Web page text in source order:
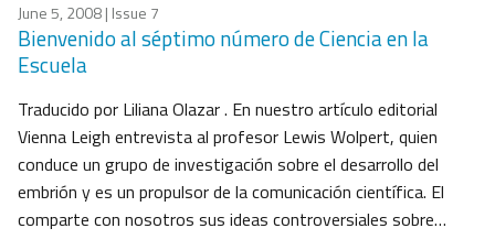
June 5, 2008| Issue 7
Bienvenido al séptimo número de Ciencia en la
Escuela
Traducido por Liliana Olazar . En nuestro artículo editorial
Vienna Leigh entrevista al profesor Lewis Wolpert, quien
conduce un grupo de investigación sobre el desarrollo del
embrión y es un propulsor de la comunicación científica. El
comparte con nosotros sus ideas controversiales sobre…